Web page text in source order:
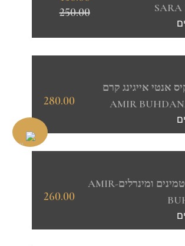
250.00
אנטי אייגינג קרם
280.00
מסיכת ויטמינים ומינרלים-AMIR
260.00